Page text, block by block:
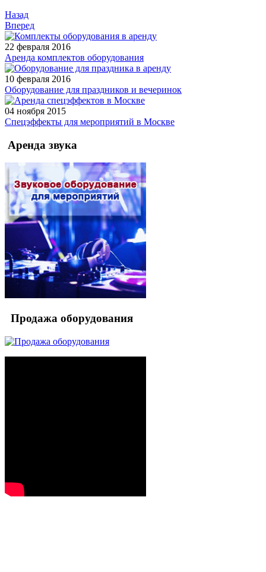
Назад
Вперед
22 февраля 2016
Аренда комплектов оборудования
10 февраля 2016
Оборудование для праздников и вечеринок
04 ноября 2015
Спецэффекты для мероприятий в Москве
Аренда звука
Продажа оборудования